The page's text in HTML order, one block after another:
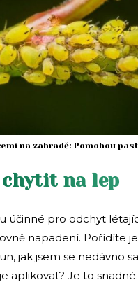
na zahradě: Pomohou
chytit na lep
účinné pro odchyt
napadení. Pořídíte
jak jsem se nedávno
aplikovat? Je to snadné.